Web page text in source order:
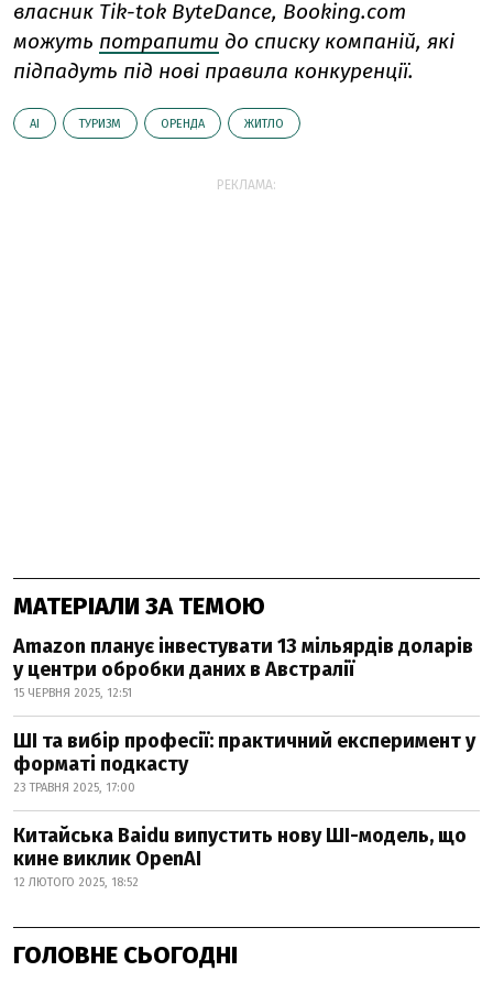
власник Tik-tok ByteDance, Booking.com
можуть потрапити до списку компаній, які
підпадуть під нові правила конкуренції.
AI ТУРИЗМ ОРЕНДА ЖИТЛО
РЕКЛАМА:
МАТЕРІАЛИ ЗА ТЕМОЮ
Amazon планує інвестувати 13 мільярдів доларів
у центри обробки даних в Австралії
15 ЧЕРВНЯ 2025, 12:51
ШІ та вибір професії: практичний експеримент у
форматі подкасту
23 ТРАВНЯ 2025, 17:00
Китайська Baidu випустить нову ШІ-модель, що
кине виклик OpenAI
12 ЛЮТОГО 2025, 18:52
ГОЛОВНЕ СЬОГОДНІ